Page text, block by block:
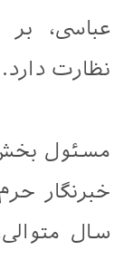
عباسی، بر
نظارت دارد.
مسئول بخش
خبرنگار
سال